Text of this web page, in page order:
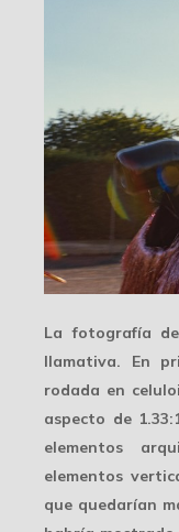
La fotografía
llamativa. En
rodada en
aspecto de
elementos
elementos
que quedarían